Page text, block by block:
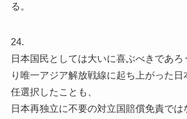
る。
24.
日本国民としては大いに喜ぶべきであろ
り唯一アジア解放戦線に起ち上がった日
任選択したことも、
日本再独立に不要の対立国賠償免責では